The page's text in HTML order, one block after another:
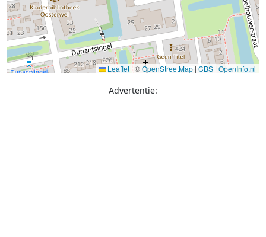
Leaflet |©OpenStreetMap | CBS | OpenInfo.nl
Advertentie: